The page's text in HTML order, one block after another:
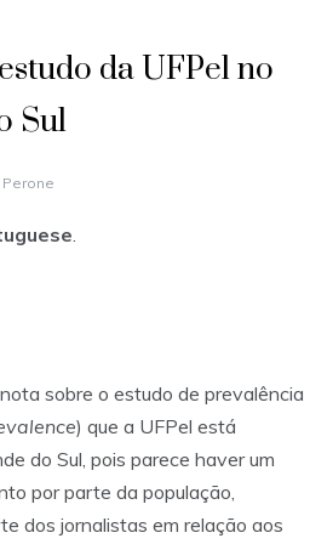
da UFPel no
Sul
Perone
.
sobre o estudo de prevalência
) que a UFPel está
do Sul, pois parece haver um
por parte da população,
dos jornalistas em relação aos